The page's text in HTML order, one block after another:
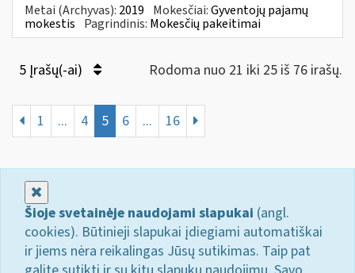
Metai (Archyvas): 2019 Mokesčiai:Gyventojų pajamų
mokestis Pagrindinis: Mokesčių pakeitimai
5 Įrašų(-ai) Rodoma nuo 21 iki 25 iš 76 irašų.
1 ... 4 5 6 ... 16
Šioje svetainėje naudojami slapukai (angl.
cookies). Būtinieji slapukai įdiegiami automatiškai
ir jiems nėra reikalingas Jūsų sutikimas. Taip pat